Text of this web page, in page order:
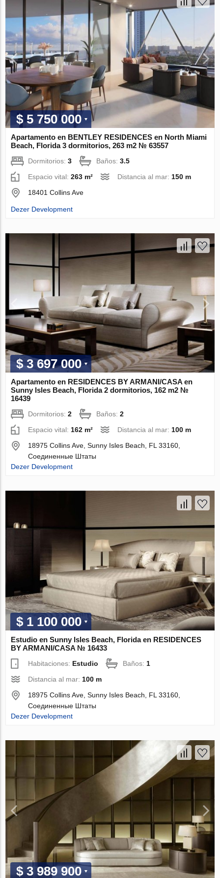
$ 5 750 000
Apartamento en BENTLEY RESIDENCES en North Miami
Beach, Florida 3 dormitorios, 263 m2 № 63557
Dormitorios:3 Baños:3.5
Espacio vital:263 m² Distancia al mar: 150 m
18401 Collins Ave
Dezer Development
$ 3 697 000
Apartamento en RESIDENCES BY ARMANI/CASA en
Sunny Isles Beach, Florida 2 dormitorios, 162 m2 №
16439
Dormitorios:2 Baños:2
Espacio vital:162 m² Distancia al mar:100 m
18975 Collins Ave, Sunny Isles Beach, FL 33160,
Соединенные Штаты
Dezer Development
$ 1 100 000
Estudio en Sunny Isles Beach, Florida en RESIDENCES
BY ARMANI/CASA № 16433
Habitaciones: Estudio Baños: 1
Distancia al mar: 100 m
18975 Collins Ave, Sunny Isles Beach, FL 33160,
Соединенные Штаты
Dezer Development
$ 3 989 900